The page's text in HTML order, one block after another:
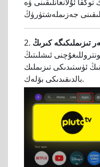
2. تىزىملىكىگە كىرىڭ
ئىشلىتىڭ
ئۈستىدىكى تىزىملىك
بالدىقىدىكى بۆلەك.